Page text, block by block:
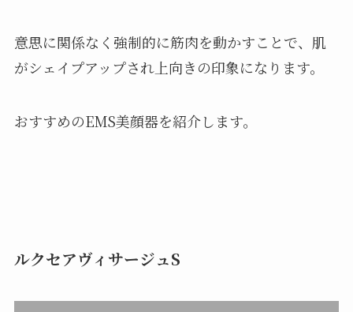
意思に関係なく強制的に筋肉を動かすことで、肌
がシェイプアップされ上向きの印象になります。
おすすめのEMS美顔器を紹介します。
ルクセアヴィサージュS